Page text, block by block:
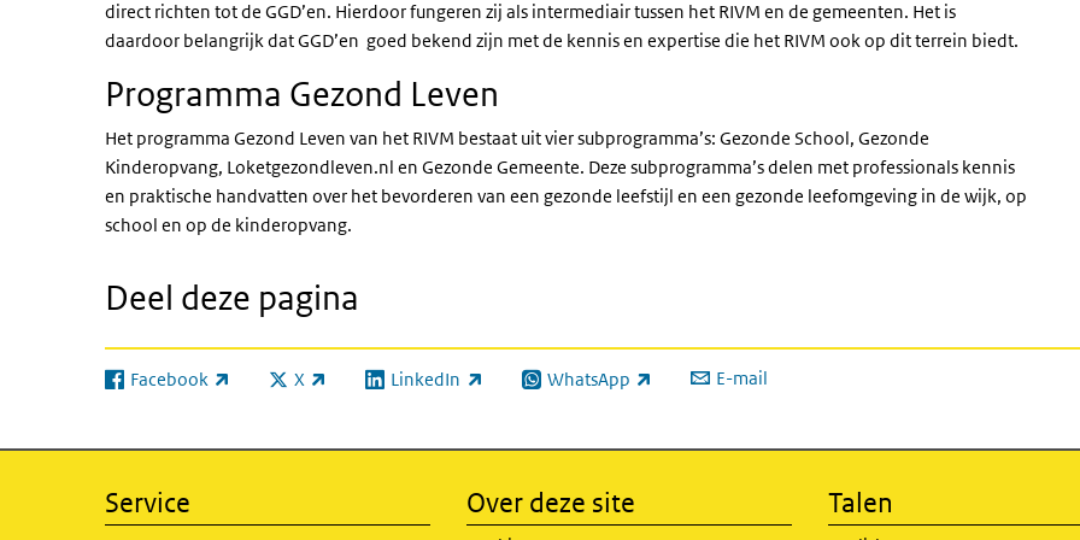
direct richten tot de GGD’en. Hierdoor fungeren zij als intermediair tussen het RIVM en de gemeenten. Het is
daardoor belangrijk dat GGD’en goed bekend zijn met de kennis en expertise die het RIVM ook op dit terrein biedt.
Programma Gezond Leven
Het programma Gezond Leven van het RIVM bestaat uit vier subprogramma’s: Gezonde School, Gezonde
Kinderopvang, Loketgezondleven.nl en Gezonde Gemeente. Deze subprogramma’s delen met professionals kennis
en praktische handvatten over het bevorderen van een gezonde leefstijl en een gezonde leefomgeving in de wijk, op
school en op de kinderopvang.
Deel deze pagina
Facebook
(externe link) X
(externe link) LinkedIn
(externe link) WhatsApp
(externe link) E-mail
Service Over deze site Talen